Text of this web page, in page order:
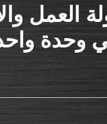
العمل
وحدة